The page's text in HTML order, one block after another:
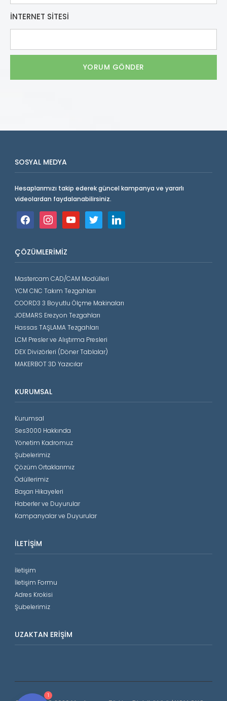
İNTERNET SITESI
SOSYAL MEDYA
Hesaplarımızı takip ederek güncel kampanya ve yararlı
videolardan faydalanabilirsiniz.
facebookinstagramyoutube twitter linkedin
ÇÖZÜMLERIMIZ
Mastercam CAD/CAM Modülleri
YCM CNC Takım Tezgahları
COORD3 3 Boyutlu Ölçme Makinaları
JOEMARS Erezyon Tezgahları
Hassas TAŞLAMA Tezgahları
LCM Presler ve Alıştırma Presleri
DEX Divizörleri (Döner Tablalar)
MAKERBOT 3D Yazıcılar
KURUMSAL
Kurumsal
Ses3000 Hakkında
Yönetim Kadromuz
Şubelerimiz
Çözüm Ortaklarımız
Ödüllerimiz
Başarı Hikayeleri
Haberler ve Duyurular
Kampanyalar ve Duyurular
İLETIŞIM
İletişim
İletişim Formu
Adres Krokisi
Şubelerimiz
UZAKTAN ERIŞIM
1